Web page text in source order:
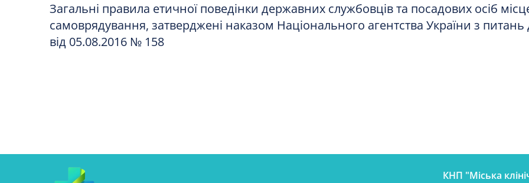
Загальні правила етичної поведінки державних службовців та посадових осіб
самоврядування, затверджені наказом Національного агентства України з
від 05.08.2016 № 158
КНП "Міська